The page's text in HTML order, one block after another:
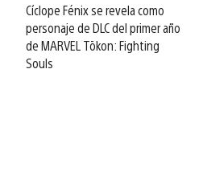
Cíclope Fénix se revela como
personaje de DLC del primer año
de MARVEL Tōkon: Fighting
Souls